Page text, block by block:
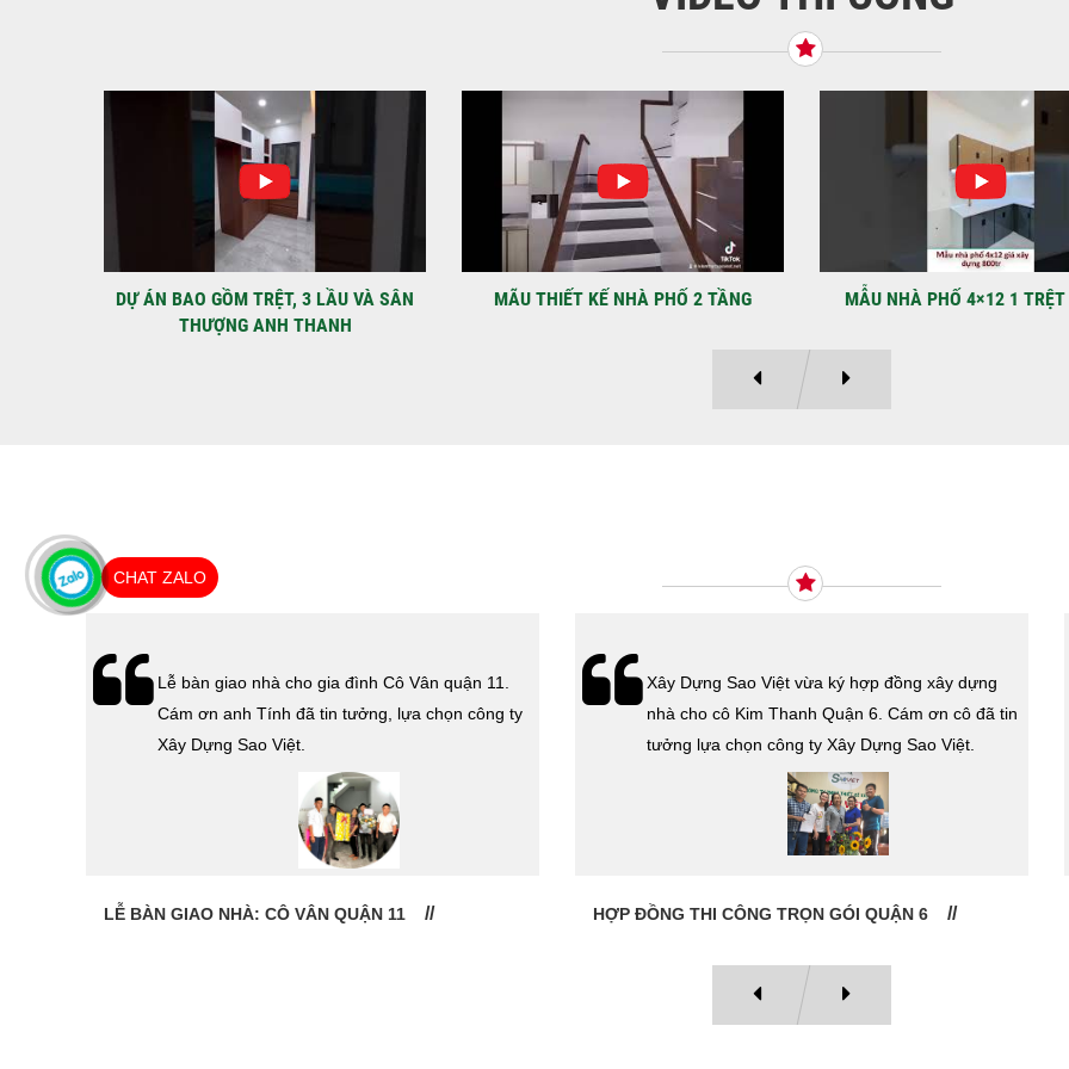
Địa
Kỳ
DỰ ÁN BAO GỒM TRỆT, 3 LẦU VÀ SÂN
THƯỢNG ANH THANH
MÃU THIẾT KẾ NHÀ PHỐ 2 TẦNG MẪU NHÀ PHỐ 4×12 1
Lễ bàn giao nhà cho gia đình Cô Vân quận 11.
Cám ơn anh Tính đã tin tưởng, lựa chọn công ty
Xây Dựng Sao Việt.
LỄ BÀN GIAO NHÀ: CÔ VÂN QUẬN 11
Xây Dựng Sao Việt vừa ký hợp đồng xây dựng
nhà cho cô Kim Thanh Quận 6. Cám ơn cô đã tin
tưởng lựa chọn công ty Xây Dựng Sao Việt.
HỢP ĐỒNG THI CÔNG TRỌN GÓI QUẬN 6
CHAT ZALO